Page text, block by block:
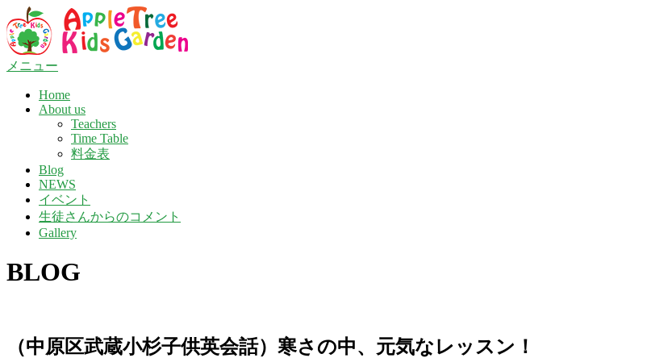
ン
テ
ン
メニュー
Home
About us
Teachers
Time Table
料金表
Blog
NEWS
イベント
生徒さんからのコメント
Gallery
BLOG
（中原区武蔵小杉子供英会話）寒さの中、元気なレッスン！